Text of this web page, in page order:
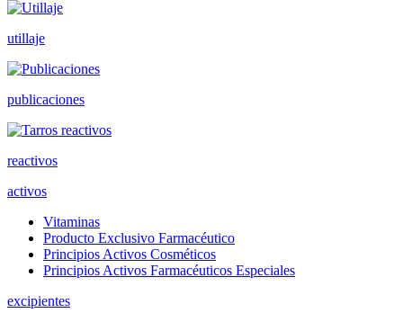
utillaje
publicaciones
reactivos
activos
Vitaminas
Producto Exclusivo Farmacéutico
Principios Activos Cosméticos
Principios Activos Farmacéuticos Especiales
excipientes